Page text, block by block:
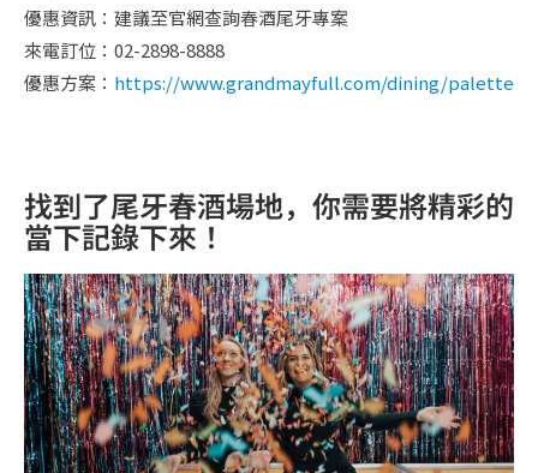
優惠資訊：建議至官網查詢春酒尾牙專案
來電訂位：02-2898-8888
優惠方案： https://www.grandmayfull.com/dining/palette
找到了尾牙春酒場地，你需要將精彩的
當下記錄下來！